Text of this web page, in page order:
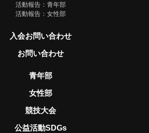
活動報告：青年部
活動報告：女性部
入会お問い合わせ
お問い合わせ
青年部
女性部
競技大会
公益活動SDGs